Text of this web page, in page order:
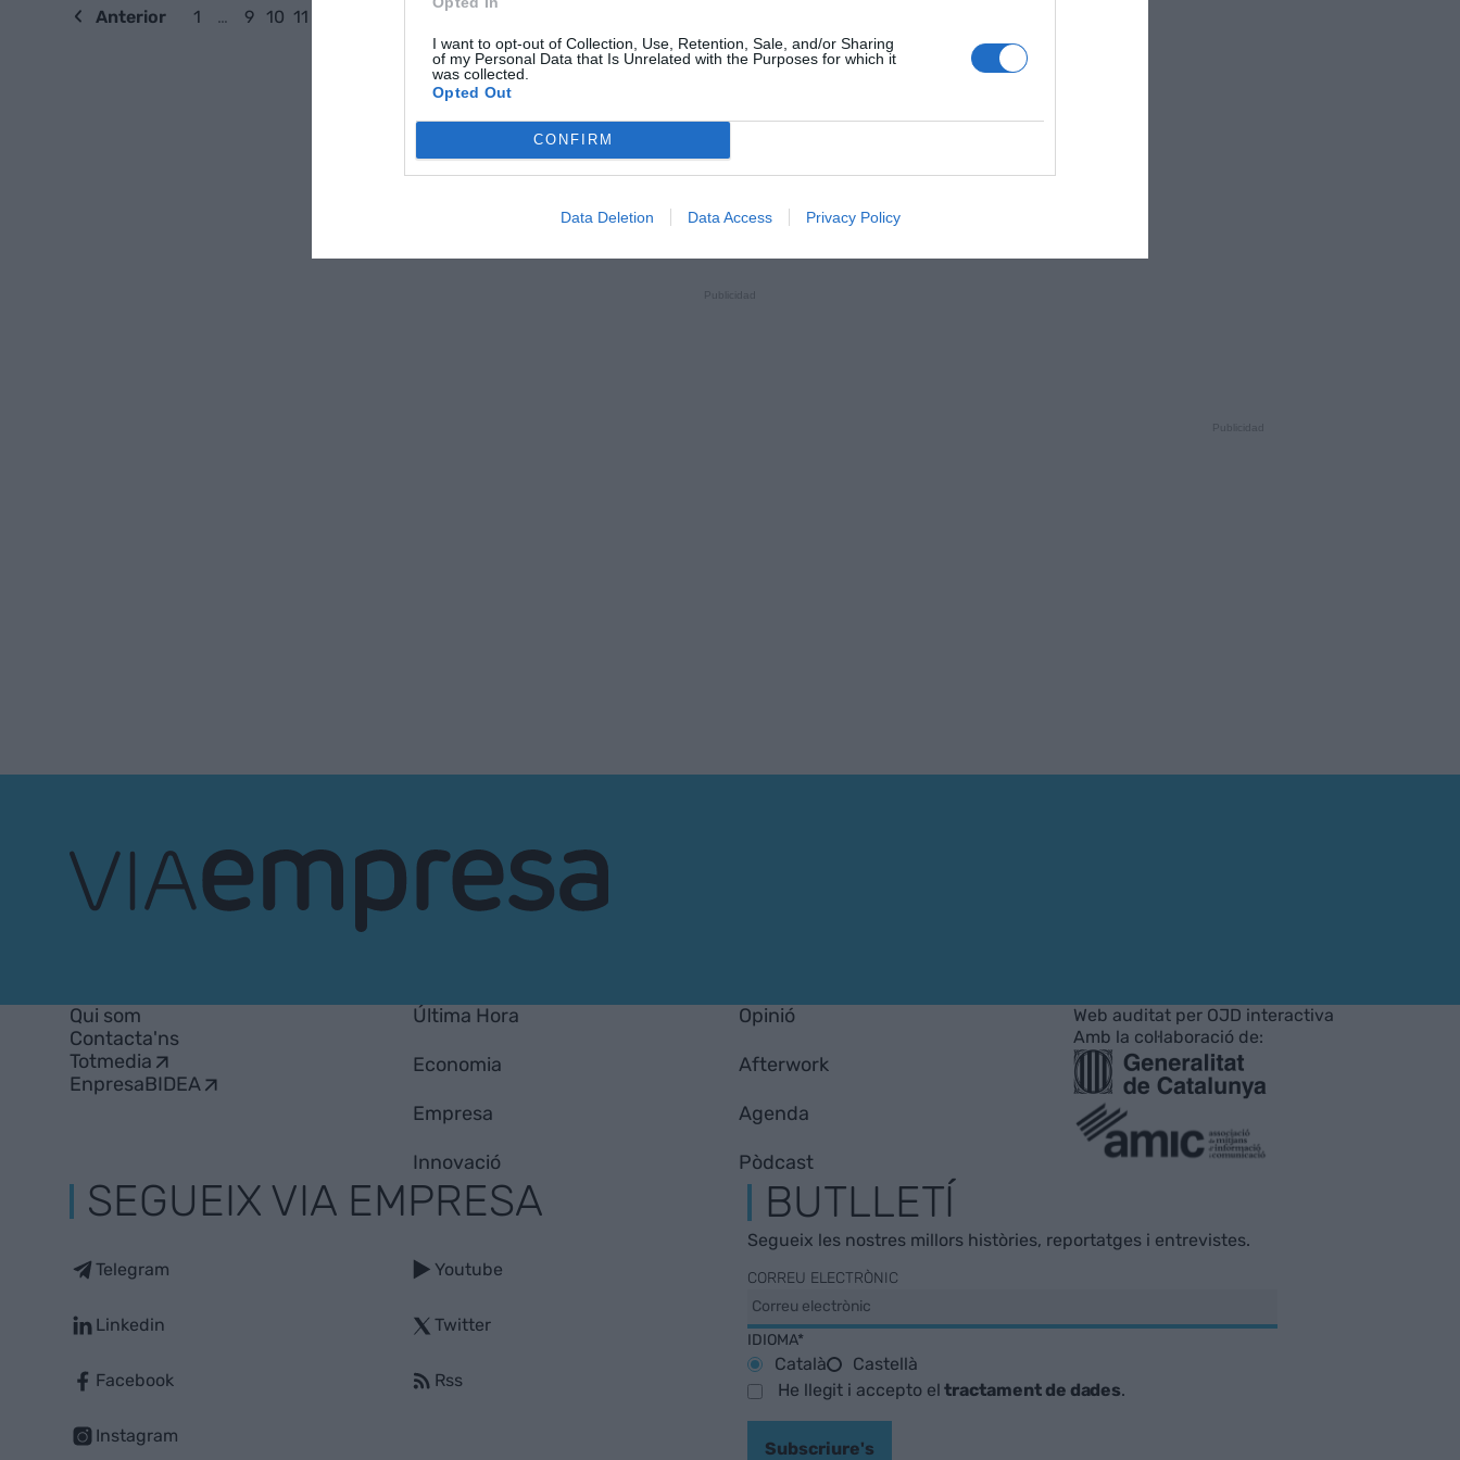
I want to opt-out of Collection, Use, Retention, Sale, and/or Sharing
of my Personal Data that Is Unrelated with the Purposes for which it
was collected.
Opted Out
CONFIRM
Data Deletion Data Access Privacy Policy
Anterior 1 … 9 10 11 Següent
Qui som
Contacta'ns
Totmedia
EnpresaBIDEA
Última Hora
Economia
Empresa
Innovació
Opinió
Afterwork
Agenda
Pòdcast
Web auditat per OJD interactiva
Amb la col·laboració de:
SEGUEIX VIA EMPRESA
Telegram
Linkedin
Facebook
Instagram
Youtube
Twitter
Rss
BUTLLETÍ
Segueix les nostres millors històries, reportatges i entrevistes.
CORREU ELECTRÒNIC
IDIOMA*
Català
Castellà
He llegit i accepto eltractament de dades.
Subscriure's